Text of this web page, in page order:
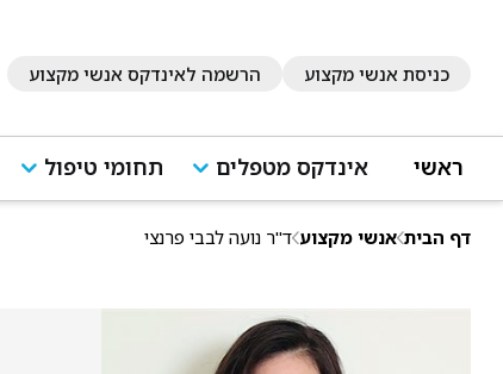
כניסת אנשי מקצוע הרשמה לאינדקס אנשי מקצוע
ראשי אינדקס מטפלים תחומי טיפול
דף הבית אנשי מקצוע ד"ר נועה לבבי פרנצי